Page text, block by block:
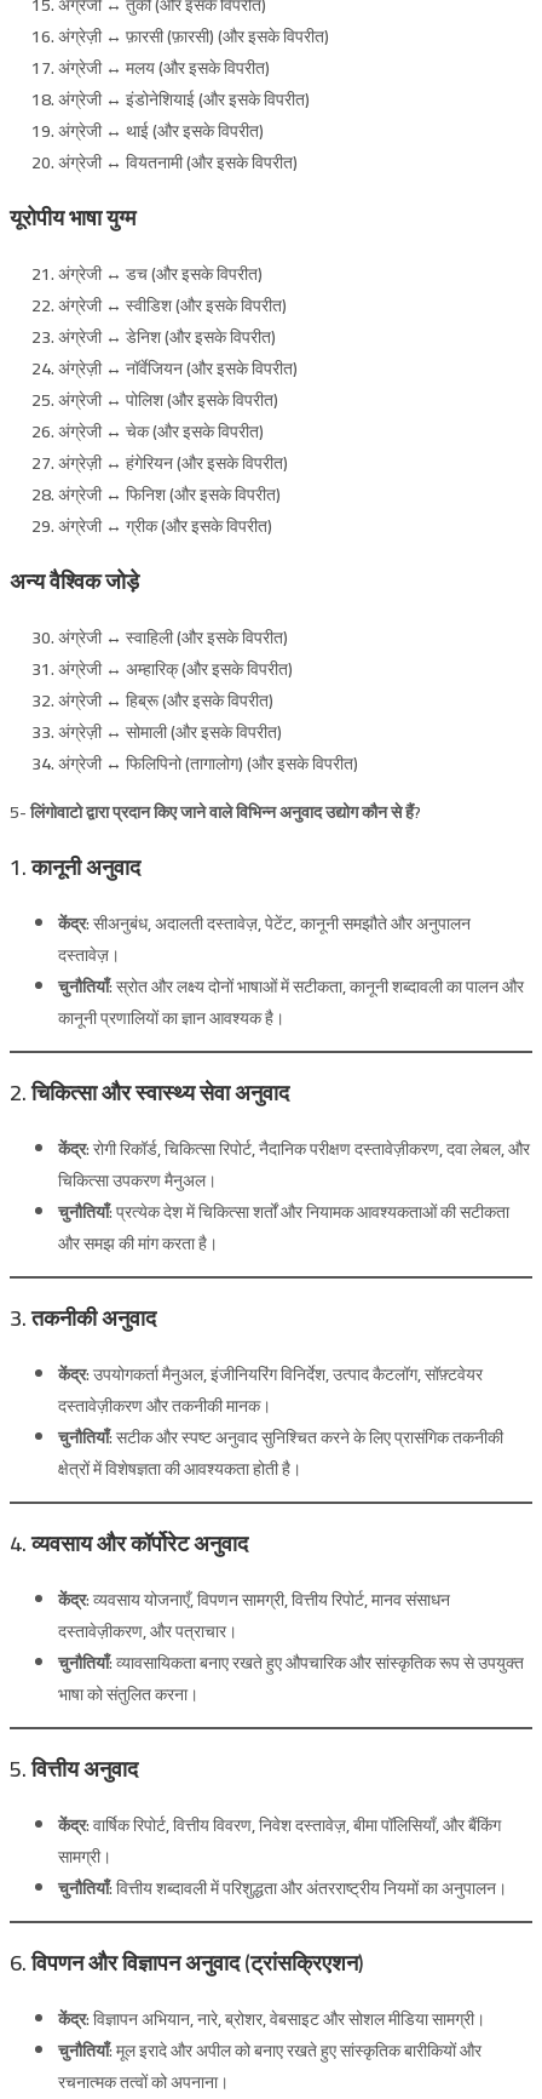
अंग्रेज़ी ↔ फ़ारसी (फ़ारसी) (और इसके विपरीत)
अंग्रेजी ↔ मलय (और इसके विपरीत)
अंग्रेजी ↔ इंडोनेशियाई (और इसके विपरीत)
अंग्रेजी ↔ थाई (और इसके विपरीत)
अंग्रेजी ↔ वियतनामी (और इसके विपरीत)
यूरोपीय भाषा युग्म
अंग्रेजी ↔ डच (और इसके विपरीत)
अंग्रेजी ↔ स्वीडिश (और इसके विपरीत)
अंग्रेजी ↔ डेनिश (और इसके विपरीत)
अंग्रेज़ी ↔ नॉर्वेजियन (और इसके विपरीत)
अंग्रेजी ↔ पोलिश (और इसके विपरीत)
अंग्रेजी ↔ चेक (और इसके विपरीत)
अंग्रेज़ी ↔ हंगेरियन (और इसके विपरीत)
अंग्रेजी ↔ फिनिश (और इसके विपरीत)
अंग्रेजी ↔ ग्रीक (और इसके विपरीत)
अन्य वैश्विक जोड़े
अंग्रेजी ↔ स्वाहिली (और इसके विपरीत)
अंग्रेजी ↔ अम्हारिक् (और इसके विपरीत)
अंग्रेजी ↔ हिब्रू (और इसके विपरीत)
अंग्रेज़ी ↔ सोमाली (और इसके विपरीत)
अंग्रेजी ↔ फिलिपिनो (तागालोग) (और इसके विपरीत)
5- लिंगोवाटो द्वारा प्रदान किए जाने वाले विभिन्न अनुवाद उद्योग कौन से हैं?
1. कानूनी अनुवाद
केंद्र:सीअनुबंध, अदालती दस्तावेज़, पेटेंट, कानूनी समझौते और अनुपालन
दस्तावेज़।
चुनौतियाँ:स्रोत और लक्ष्य दोनों भाषाओं में सटीकता, कानूनी शब्दावली का पालन और
कानूनी प्रणालियों का ज्ञान आवश्यक है।
2. चिकित्सा और स्वास्थ्य सेवा अनुवाद
केंद्र:रोगी रिकॉर्ड, चिकित्सा रिपोर्ट, नैदानिक ​​परीक्षण दस्तावेज़ीकरण, दवा लेबल, और
चिकित्सा उपकरण मैनुअल।
चुनौतियाँ:प्रत्येक देश में चिकित्सा शर्तों और नियामक आवश्यकताओं की सटीकता
और समझ की मांग करता है।
3. तकनीकी अनुवाद
केंद्र:उपयोगकर्ता मैनुअल, इंजीनियरिंग विनिर्देश, उत्पाद कैटलॉग, सॉफ़्टवेयर
दस्तावेज़ीकरण और तकनीकी मानक।
चुनौतियाँ:सटीक और स्पष्ट अनुवाद सुनिश्चित करने के लिए प्रासंगिक तकनीकी
क्षेत्रों में विशेषज्ञता की आवश्यकता होती है।
4. व्यवसाय और कॉर्पोरेट अनुवाद
केंद्र:व्यवसाय योजनाएँ, विपणन सामग्री, वित्तीय रिपोर्ट, मानव संसाधन
दस्तावेज़ीकरण, और पत्राचार।
चुनौतियाँ:व्यावसायिकता बनाए रखते हुए औपचारिक और सांस्कृतिक रूप से उपयुक्त
भाषा को संतुलित करना।
5. वित्तीय अनुवाद
केंद्र:वार्षिक रिपोर्ट, वित्तीय विवरण, निवेश दस्तावेज़, बीमा पॉलिसियाँ, और बैंकिंग
सामग्री।
चुनौतियाँ:वित्तीय शब्दावली में परिशुद्धता और अंतरराष्ट्रीय नियमों का अनुपालन।
6. विपणन और विज्ञापन अनुवाद (ट्रांसक्रिएशन)
केंद्र:विज्ञापन अभियान, नारे, ब्रोशर, वेबसाइट और सोशल मीडिया सामग्री।
चुनौतियाँ:मूल इरादे और अपील को बनाए रखते हुए सांस्कृतिक बारीकियों और
रचनात्मक तत्वों को अपनाना।